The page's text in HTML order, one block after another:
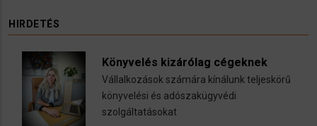
HIRDETÉS
Könyvelés kizárólag cégeknek
Vállalkozások számára kínálunk teljeskörű
könyvelési és adószakügyvédi
szolgáltatásokat